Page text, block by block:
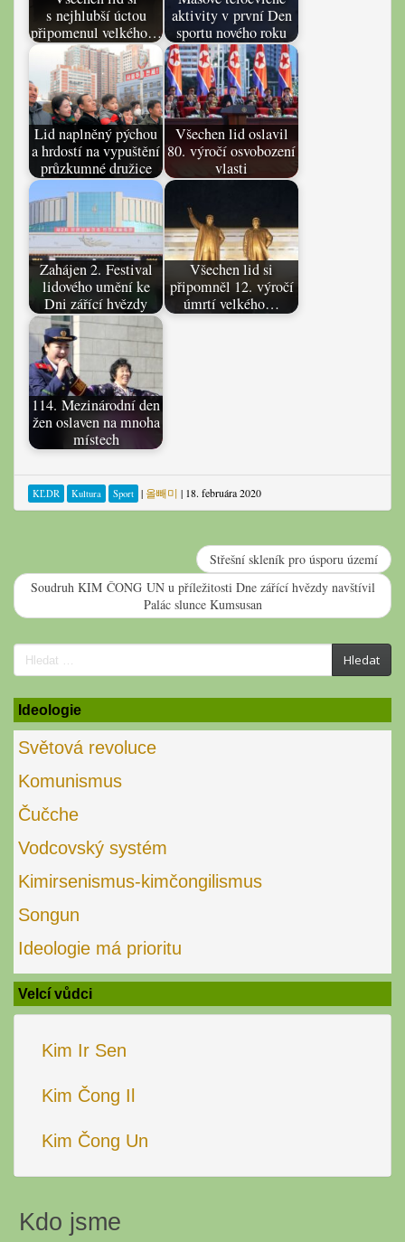
s nejhlubší úctou
připomenul velkého…
aktivity v první Den
sportu nového roku
Lid naplněný pýchou
a hrdostí na vypuštění
průzkumné družice
Všechen lid oslavil
80. výročí osvobození
vlasti
Zahájen 2. Festival
lidového umění ke
Dni zářící hvězdy
Všechen lid si
připomněl 12. výročí
úmrtí velkého…
114. Mezinárodní den
žen oslaven na mnoha
místech
KĽDR Kultura Sport | 올빼미 | 18. februára 2020
Střešní skleník pro úsporu území
Soudruh KIM ČONG UN u příležitosti Dne zářící hvězdy navštívil
Palác slunce Kumsusan
Search
for:
Hledat
Ideologie
Světová revoluce
Komunismus
Čučche
Vodcovský systém
Kimirsenismus-kimčongilismus
Songun
Ideologie má prioritu
Velcí vůdci
Kim Ir Sen
Kim Čong Il
Kim Čong Un
Kdo jsme